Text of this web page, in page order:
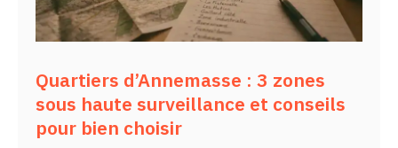
Quartiers d’Annemasse : 3 zones
sous haute surveillance et conseils
pour bien choisir